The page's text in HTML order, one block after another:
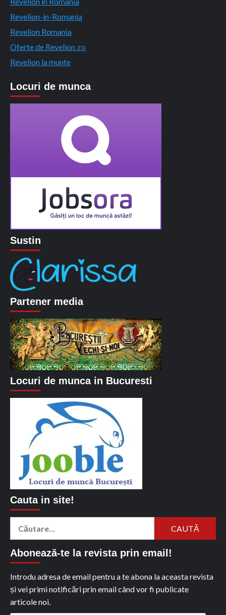
Revelion-in-Romania
Revelion Romania
Oferte de Revelion .ro
Revelion la munte
Locuri de munca
Sustin
Partener media
Locuri de munca in Bucuresti
Cauta in site!
Caută
Abonează-te la revista prin email!
Introdu adresa de email pentru a te abona la aceasta revista
și vei primi notificări prin email când vor fi publicate
articole noi.